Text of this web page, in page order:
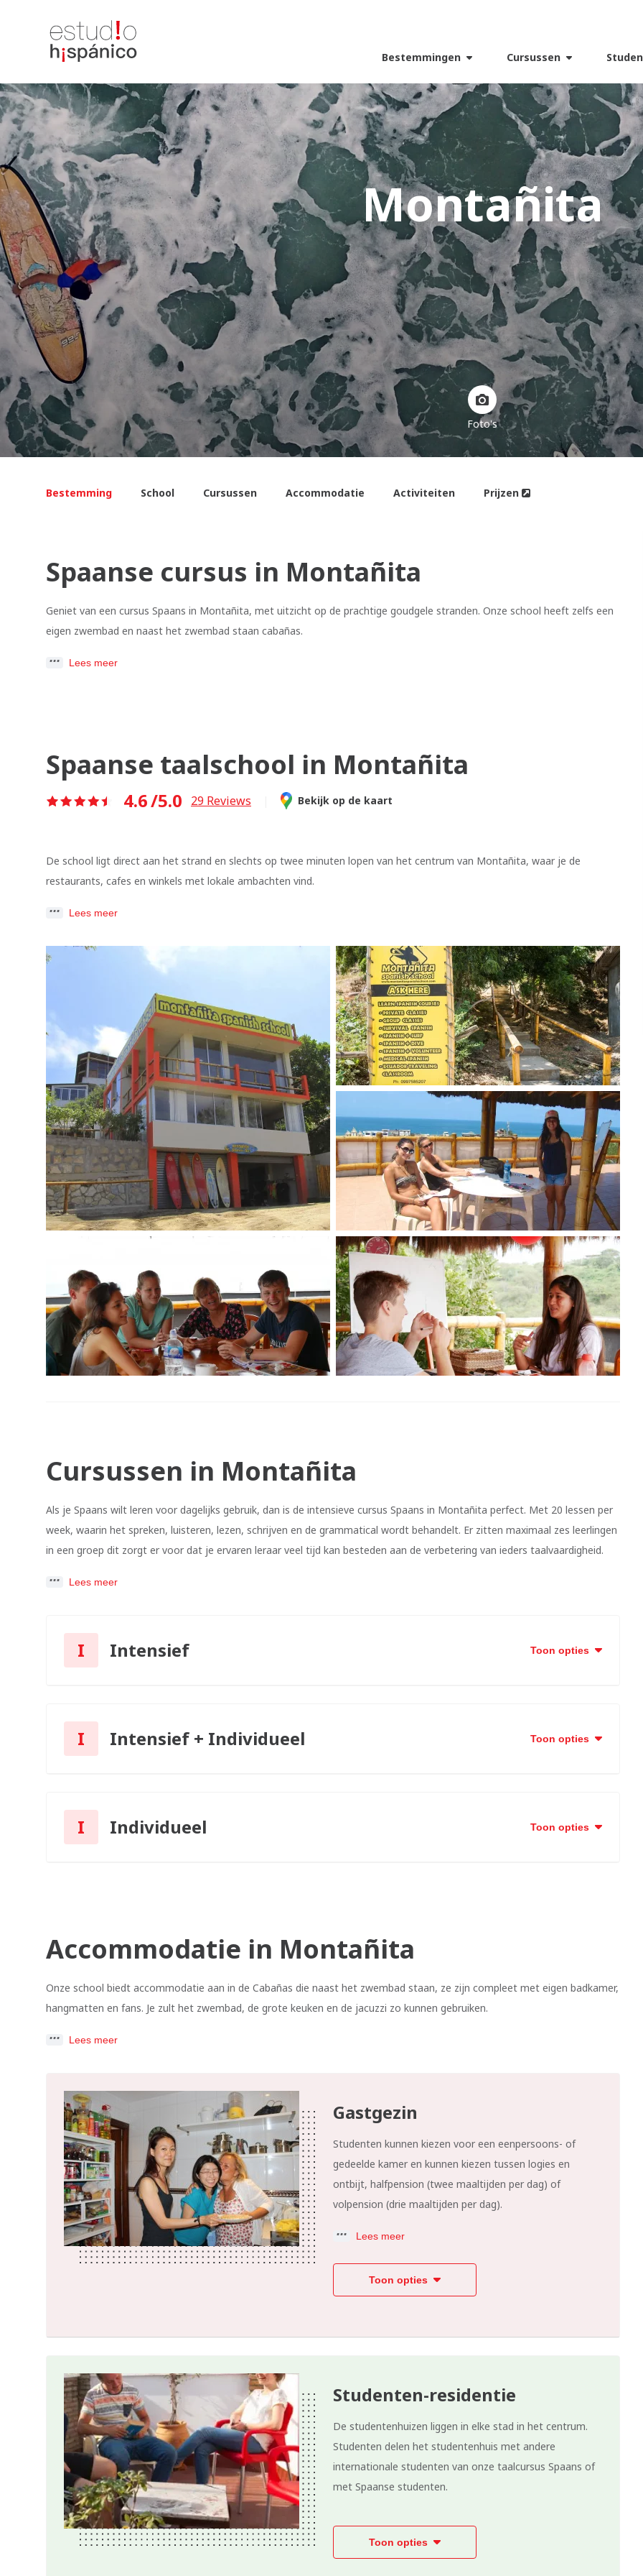
Bestemmingen Cursussen
Montañita
Foto's
Bestemming School Cursussen Accommodatie Activiteiten Prijzen
Spaanse cursus in Montañita
Geniet van een cursus Spaans in Montañita, met uitzicht op de prachtige goudgele stranden. Onze school heeft zelfs een
eigen zwembad en naast het zwembad staan cabañas.
Lees meer
Spaanse taalschool in Montañita
4.6/5.0 29 Reviews Bekijk op de kaart
De school ligt direct aan het strand en slechts op twee minuten lopen van het centrum van Montañita, waar je de
restaurants, cafes en winkels met lokale ambachten vind.
Lees meer
Cursussen in Montañita
Als je Spaans wilt leren voor dagelijks gebruik, dan is de intensieve cursus Spaans in Montañita perfect. Met 20 lessen per
week, waarin het spreken, luisteren, lezen, schrijven en de grammatical wordt behandelt. Er zitten maximaal zes leerlingen
in een groep dit zorgt er voor dat je ervaren leraar veel tijd kan besteden aan de verbetering van ieders taalvaardigheid.
Lees meer
I Intensief Toon opties
I Intensief + Individueel Toon opties
I Individueel Toon opties
Accommodatie in Montañita
Onze school biedt accommodatie aan in de Cabañas die naast het zwembad staan, ze zijn compleet met eigen badkamer,
hangmatten en fans. Je zult het zwembad, de grote keuken en de jacuzzi zo kunnen gebruiken.
Lees meer
Gastgezin
Studenten kunnen kiezen voor een eenpersoons- of
gedeelde kamer en kunnen kiezen tussen logies en
ontbijt, halfpension (twee maaltijden per dag) of
volpension (drie maaltijden per dag).
Lees meer
Toon opties
Studenten-residentie
De studentenhuizen liggen in elke stad in het centrum.
Studenten delen het studentenhuis met andere
internationale studenten van onze taalcursus Spaans of
met Spaanse studenten.
Toon opties